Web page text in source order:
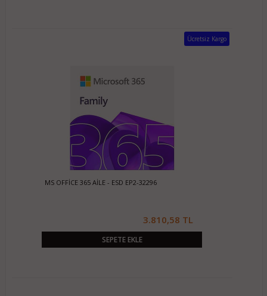
Ücretsiz Kargo
MS OFFİCE 365 AİLE - ESD EP2-32296
3.810,58 TL
SEPETE EKLE